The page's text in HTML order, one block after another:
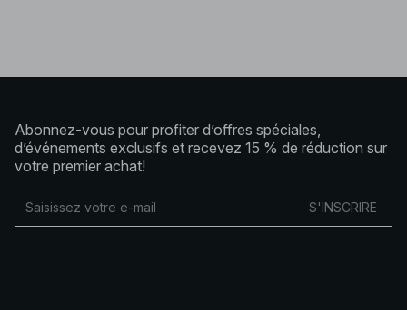
Abonnez-vous pour profiter d’offres spéciales,
d’événements exclusifs et recevez 15 % de réduction sur
votre premier achat!
S'INSCRIRE